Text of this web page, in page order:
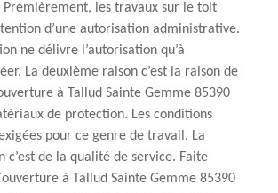
Premièrement, les travaux sur le toit
d’une autorisation administrative.
ne délivre l’autorisation qu’à
La deuxième raison c’est la raison de
à Tallud Sainte Gemme 85390
de protection. Les conditions
pour ce genre de travail. La
c’est de la qualité de service. Faite
à Tallud Sainte Gemme 85390